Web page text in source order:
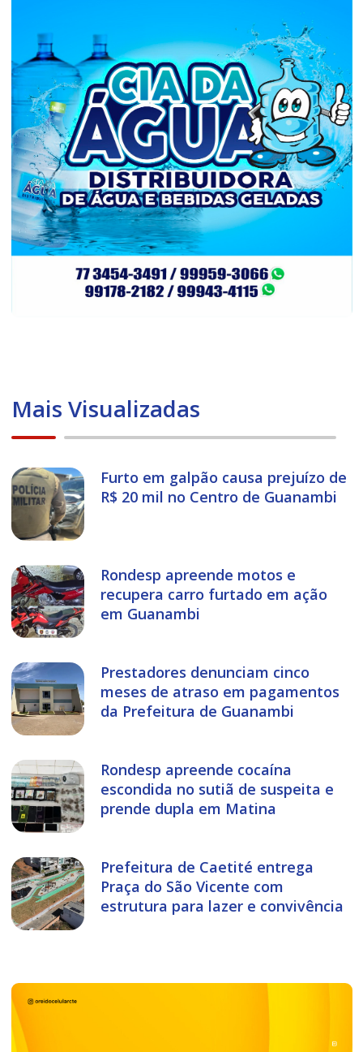
Mais Visualizadas
Furto em galpão causa prejuízo de
R$ 20 mil no Centro de Guanambi
Rondesp apreende motos e
recupera carro furtado em ação
em Guanambi
Prestadores denunciam cinco
meses de atraso em pagamentos
da Prefeitura de Guanambi
Rondesp apreende cocaína
escondida no sutiã de suspeita e
prende dupla em Matina
Prefeitura de Caetité entrega
Praça do São Vicente com
estrutura para lazer e convivência